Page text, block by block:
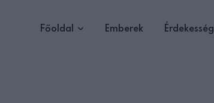
Főoldal Emberek Érdekesség